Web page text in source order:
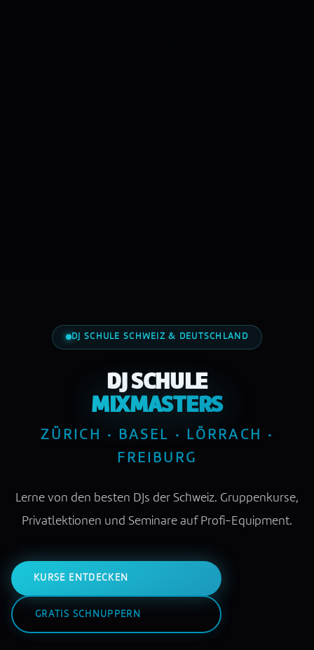
DJ SCHULE SCHWEIZ & DEUTSCHLAND
DJ SCHULE
MIXMASTERS
ZÜRICH · BASEL · LÖRRACH ·
FREIBURG
Lerne von den besten DJs der Schweiz. Gruppenkurse,
Privatlektionen und Seminare auf Profi-Equipment.
KURSE ENTDECKEN
GRATIS SCHNUPPERN